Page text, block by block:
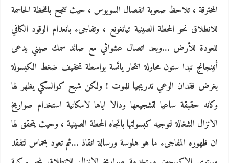
المخترقة ، تلاحظ صعوبة انفصال السويوس ، حيث تنجح باللحظة الحاسمة
للانطلاق نحو المحطة الصينية تياتغونع ، وتفاجىء بانعدام الوقود الكافي
للعودة للأرض …وبعد اتصال عشوائي مع صائد سمك صيني يدعى
أنينجانج تبدا ستون محاولة انتحار يائسة بواسطة تخفيف ضغط الكبسولة
بغرض فقدان الوعي تدريجيا للموت ! ولكن شبح كوالسكي يظهر لها
وكانه حقبقة ساعيا لتشجيعها ودالا اياها لامكانية استخدام صواريخ
الانزال الشغالة لتوجيه كبسولتها باتجاه المحطة الصينية ، وحيث يتحقق لها
ان ظهوره المفاجىء ما هو هلوسة ورسالة انقاذ …ثم تعود بحماس لتفقد